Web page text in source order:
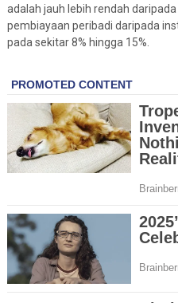
adalah jauh lebih rendah
pembiayaan peribadi daripada
pada sekitar 8% hingga 15%.